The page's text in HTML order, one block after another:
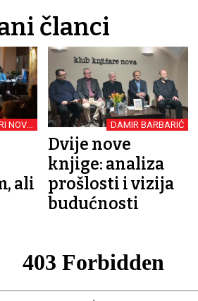
članci
NOVA
ali
DAMIR BARBARIĆ
Dvije nove
knjige: analiza
prošlosti i vizija
budućnosti